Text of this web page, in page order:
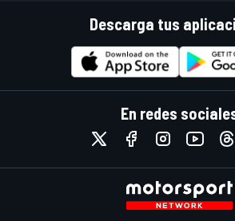
Descarga tus
En redes